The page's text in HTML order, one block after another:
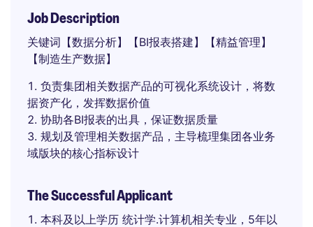
Job Description
关键词【数据分析】【BI报表搭建】【精益管理】
【制造生产数据】
负责集团相关数据产品的可视化系统设计，将数
据资产化，发挥数据价值
协助各BI报表的出具，保证数据质量
规划及管理相关数据产品，主导梳理集团各业务
域版块的核心指标设计
The Successful Applicant
本科及以上学历 统计学.计算机相关专业，5年以